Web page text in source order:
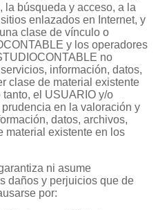
la búsqueda y acceso, a la
enlazados en Internet, y
clase de vínculo o
y los operadores
no
información, datos,
clase de material existente
el USUARIO y/o
en la valoración y
datos, archivos,
material existente en los
ni asume
daños y perjuicios que de
por: